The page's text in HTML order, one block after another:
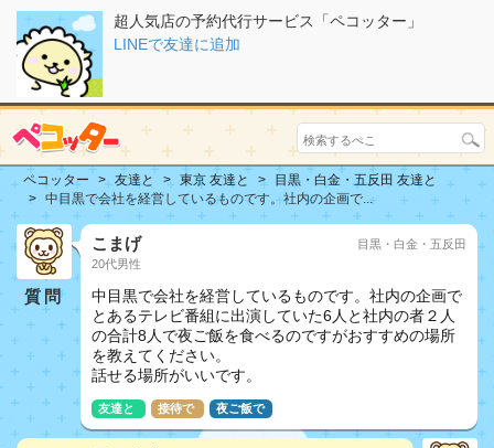
超人気店の予約代行サービス「ペコッター」
LINEで友達に追加
ペコッター 友達と 東京 友達と
目黒・白金・五反田 友達と
中目黒で会社を経営しているものです。社内の企画で...
質問
こまげ
20代男性
目黒・白金・五反田
中目黒で会社を経営しているものです。社内の企画で
とあるテレビ番組に出演していた6人と社内の者２人
の合計8人で夜ご飯を食べるのですがおすすめの場所
を教えてください。
話せる場所がいいです。
友達と 接待で 夜ご飯で